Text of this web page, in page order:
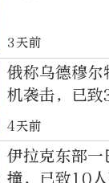
3天前
俄称乌德穆尔
机袭击，已致
4天前
伊拉克东部一
撞，已致10